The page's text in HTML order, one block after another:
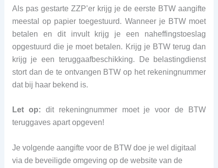
Als pas gestarte ZZP’er krijg je de eerste BTW aangifte
meestal op papier toegestuurd. Wanneer je BTW moet
betalen en dit invult krijg je een naheffingstoeslag
opgestuurd die je moet betalen. Krijg je BTW terug dan
krijg je een teruggaafbeschikking. De belastingdienst
stort dan de te ontvangen BTW op het rekeningnummer
dat bij haar bekend is.
Let op: dit rekeningnummer moet je voor de BTW
teruggaves apart opgeven!
Je volgende aangifte voor de BTW doe je wel digitaal
via de beveiligde omgeving op de website van de